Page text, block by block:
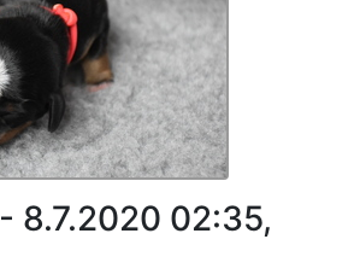
- 8.7.2020 02:35,